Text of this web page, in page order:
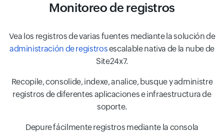
Monitoreo de registros
Vea los registros de varias fuentes mediante la solución de
administración de registrosescalable nativa de la nube de
Site24x7.
Recopile, consolide, indexe, analice, busque y administre
registros de diferentes aplicaciones e infraestructura de
soporte.
Depure fácilmente registros mediante la consola